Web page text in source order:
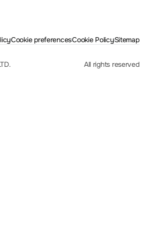
Cookie preferencesCookie PolicySitemap
All rights reserved